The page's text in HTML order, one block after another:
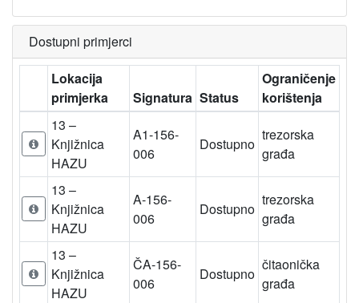
Dostupni primjerci
Lokacija
primjerka
Signatura Status
Ograničenje
korištenja
13 –
Knjižnica
HAZU
A1-156-
006
Dostupno
trezorska
građa
13 –
Knjižnica
HAZU
A-156-
006
Dostupno
trezorska
građa
13 –
Knjižnica
HAZU
ČA-156-
006
Dostupno
čitaonička
građa